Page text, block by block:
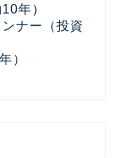
年）
ナー（投資
）